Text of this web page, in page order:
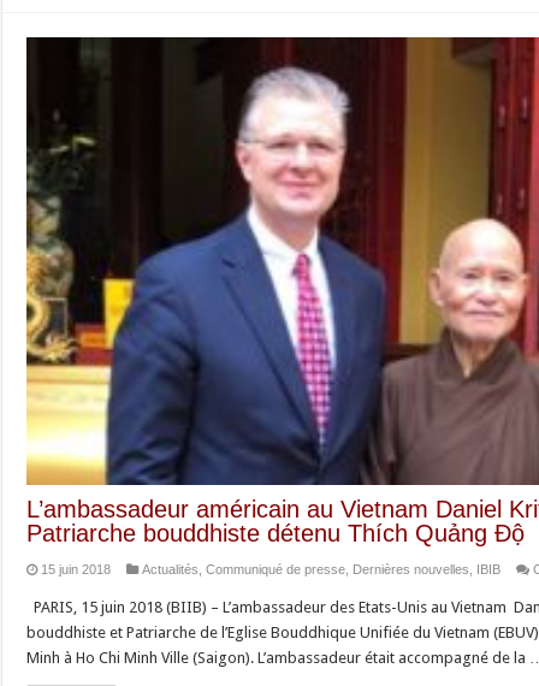
L’ambassadeur américain au Vietnam Daniel
Patriarche bouddhiste détenu Thích Quảng Độ
15 juin 2018 Actualités ,Communiqué de presse Dernières nouvelles IBIB
PARIS, 15 juin 2018 (BIIB) – L’ambassadeur des Etats-Unis au Vietnam
bouddhiste et Patriarche de l’Eglise Bouddhique Unifiée du Vietnam
Minh à Ho Chi Minh Ville (Saigon). L’ambassadeur était accompagné de la